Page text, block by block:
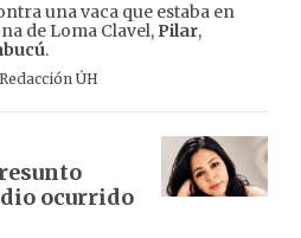
una vaca que estaba en
de Loma Clavel, Pilar,
.
Redacción ÚH
ocurrido